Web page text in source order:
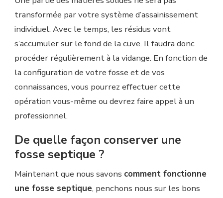
transformée par votre système d’assainissement
individuel. Avec le temps, les résidus vont
s’accumuler sur le fond de la cuve. Il faudra donc
procéder régulièrement à la vidange. En fonction de
la configuration de votre fosse et de vos
connaissances, vous pourrez effectuer cette
opération vous-même ou devrez faire appel à un
professionnel.
De quelle façon conserver une
fosse septique ?
Maintenant que nous savons comment fonctionne
une fosse septique, penchons nous sur les bons